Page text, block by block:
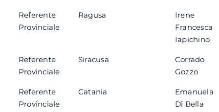
Referente
Provinciale
Ragusa
Irene
Francesca
Iapichino
Referente
Provinciale
Siracusa
Corrado
Gozzo
Referente
Provinciale
Catania
Emanuela
Di Bella